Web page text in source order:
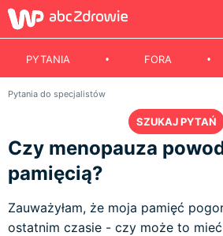
PYTANIA FORA
Pytania do specjalistów
SZUKAJ PYTAŃ
Czy menopauza
pamięcią?
Zauważyłam, że moja pamięć
ostatnim czasie - czy może to